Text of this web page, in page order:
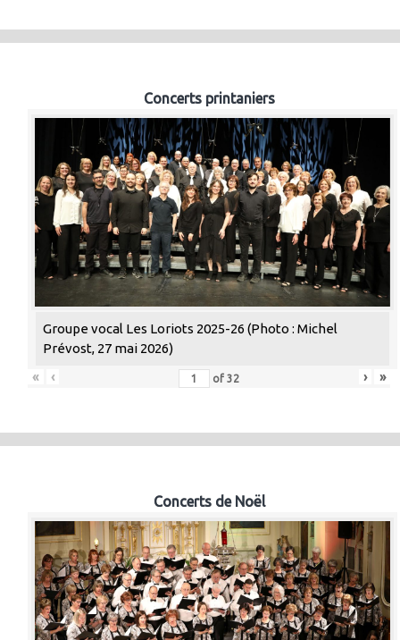
Concerts printaniers
Groupe vocal Les Loriots 2025-26 (Photo : Michel
Prévost, 27 mai 2026)
«
‹ of 32 › »
Concerts de Noël